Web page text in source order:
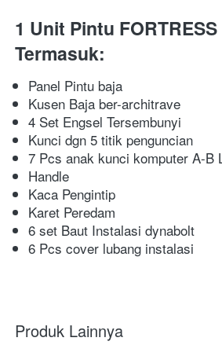
1 Unit Pintu
Termasuk:
Panel Pintu baja
Kusen Baja ber-architrave
4 Set Engsel Tersembunyi
Kunci dgn 5 titik penguncian
7 Pcs anak kunci komputer A-B
Handle
Kaca Pengintip
Karet Peredam
6 set Baut Instalasi dynabolt
6 Pcs cover lubang instalasi
Produk Lainnya